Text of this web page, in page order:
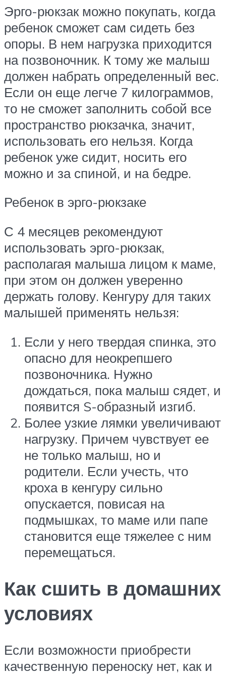
Эрго-рюкзак можно покупать, когда
ребенок сможет сам сидеть без
опоры. В нем нагрузка приходится
на позвоночник. К тому же малыш
должен набрать определенный вес.
Если он еще легче 7 килограммов,
то не сможет заполнить собой все
пространство рюкзачка, значит,
использовать его нельзя. Когда
ребенок уже сидит, носить его
можно и за спиной, и на бедре.
Ребенок в эрго-рюкзаке
С 4 месяцев рекомендуют
использовать эрго-рюкзак,
располагая малыша лицом к маме,
при этом он должен уверенно
держать голову. Кенгуру для таких
малышей применять нельзя:
Если у него твердая спинка, это
опасно для неокрепшего
позвоночника. Нужно
дождаться, пока малыш сядет, и
появится S-образный изгиб.
Более узкие лямки увеличивают
нагрузку. Причем чувствует ее
не только малыш, но и
родители. Если учесть, что
кроха в кенгуру сильно
опускается, повисая на
подмышках, то маме или папе
становится еще тяжелее с ним
перемещаться.
Как сшить в домашних
условиях
Если возможности приобрести
качественную переноску нет, как и